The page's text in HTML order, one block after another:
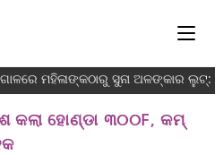
ମହିଳାଙ୍କଠାରୁ ସୁନା ଅଳଙ୍କାର ଲୁଟ୍:
କଲା ହୋଣ୍ଡା ୩୦୦F, କମ୍